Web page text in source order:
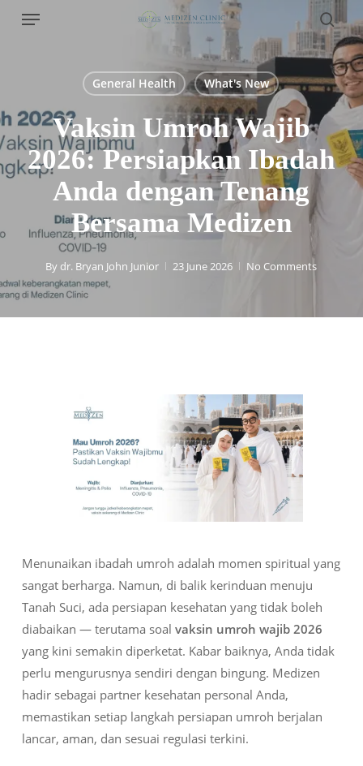
SkipMenu
General Health What's New
Vaksin Umroh Wajib
2026: Persiapkan Ibadah
Anda dengan Tenang
Bersama Medizen
By dr. Bryan John Junior 23 June 2026 No Comments
Menunaikan ibadah umroh adalah momen spiritual yang
sangat berharga. Namun, di balik kerinduan menuju
Tanah Suci, ada persiapan kesehatan yang tidak boleh
diabaikan — terutama soal vaksin umroh wajib 2026
yang kini semakin diperketat. Kabar baiknya, Anda tidak
perlu mengurusnya sendiri dengan bingung. Medizen
hadir sebagai partner kesehatan personal Anda,
memastikan setiap langkah persiapan umroh berjalan
lancar, aman, dan sesuai regulasi terkini.